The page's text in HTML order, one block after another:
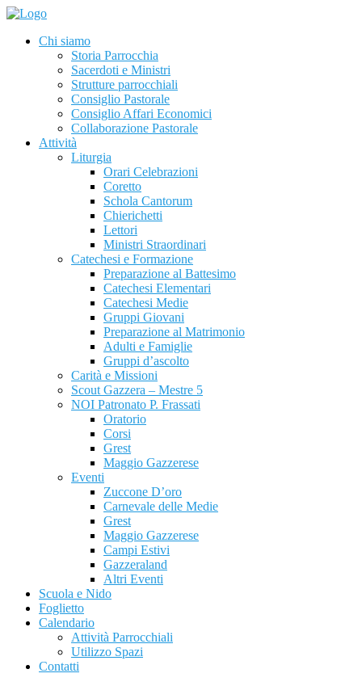
Chi siamo
Storia Parrocchia
Sacerdoti e Ministri
Strutture parrocchiali
Consiglio Pastorale
Consiglio Affari Economici
Collaborazione Pastorale
Attività
Liturgia
Orari Celebrazioni
Coretto
Schola Cantorum
Chierichetti
Lettori
Ministri Straordinari
Catechesi e Formazione
Preparazione al Battesimo
Catechesi Elementari
Catechesi Medie
Gruppi Giovani
Preparazione al Matrimonio
Adulti e Famiglie
Gruppi d’ascolto
Carità e Missioni
Scout Gazzera – Mestre 5
NOI Patronato P. Frassati
Oratorio
Corsi
Grest
Maggio Gazzerese
Eventi
Zuccone D’oro
Carnevale delle Medie
Grest
Maggio Gazzerese
Campi Estivi
Gazzeraland
Altri Eventi
Scuola e Nido
Foglietto
Calendario
Attività Parrocchiali
Utilizzo Spazi
Contatti